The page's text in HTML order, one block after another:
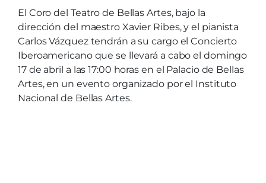
El Coro del Teatro de Bellas Artes, bajo la
dirección del maestro Xavier Ribes, y el pianista
Carlos Vázquez tendrán a su cargo el Concierto
Iberoamericano que se llevará a cabo el domingo
17 de abril a las 17:00 horas en el Palacio de Bellas
Artes, en un evento organizado por el Instituto
Nacional de Bellas Artes.